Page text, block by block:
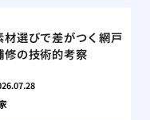
材選びで差がつく網戸
修の技術的考察